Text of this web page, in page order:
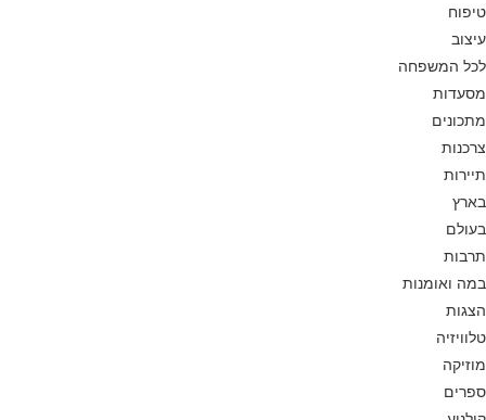
טיפוח
עיצוב
לכל המשפחה
מסעדות
מתכונים
צרכנות
תיירות
בארץ
בעולם
תרבות
במה ואומנות
הצגות
טלוויזיה
מוזיקה
ספרים